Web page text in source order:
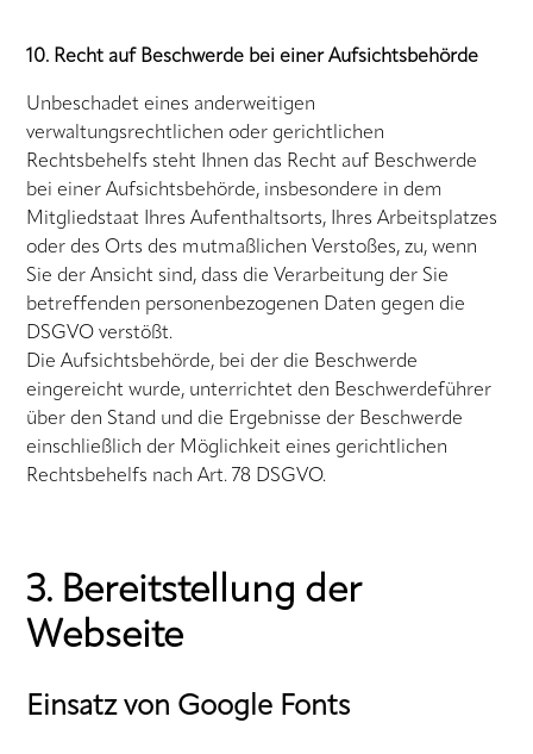
10. Recht auf Beschwerde bei einer Aufsichtsbehörde
Unbeschadet eines anderweitigen
verwaltungsrechtlichen oder gerichtlichen
Rechtsbehelfs steht Ihnen das Recht auf Beschwerde
bei einer Aufsichtsbehörde, insbesondere in dem
Mitgliedstaat Ihres Aufenthaltsorts, Ihres Arbeitsplatzes
oder des Orts des mutmaßlichen Verstoßes, zu, wenn
Sie der Ansicht sind, dass die Verarbeitung der Sie
betreffenden personenbezogenen Daten gegen die
DSGVO verstößt.
Die Aufsichtsbehörde, bei der die Beschwerde
eingereicht wurde, unterrichtet den Beschwerdeführer
über den Stand und die Ergebnisse der Beschwerde
einschließlich der Möglichkeit eines gerichtlichen
Rechtsbehelfs nach Art. 78 DSGVO.
3. Bereitstellung der
Webseite
Einsatz von Google Fonts